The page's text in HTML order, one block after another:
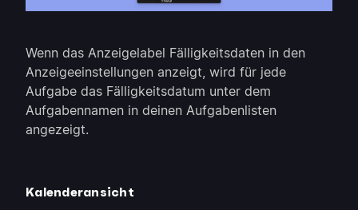
Wenn das Anzeigelabel Fälligkeitsdaten in den
Anzeigeeinstellungen anzeigt, wird für jede
Aufgabe das Fälligkeitsdatum unter dem
Aufgabennamen in deinen Aufgabenlisten
angezeigt.
Kalenderansicht